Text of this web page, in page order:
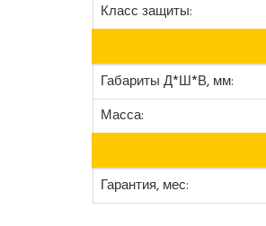
Класс защиты:
Габариты Д*Ш*В, мм:
Масса:
Гарантия, мес: